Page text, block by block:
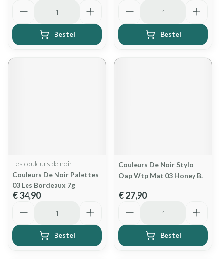
Bestel Bestel
Les couleurs de noir
Couleurs De Noir Palettes
03 Les Bordeaux 7g
€ 34,90
Bestel
Couleurs De Noir Stylo
Oap Wtp Mat 03 Honey B.
€ 27,90
Bestel